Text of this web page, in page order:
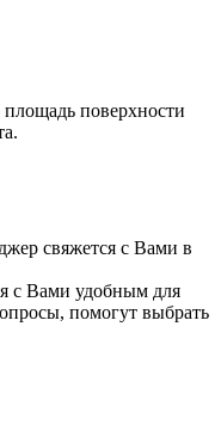
поверхности
свяжется с Вами в
с Вами удобным для
помогут выбрать